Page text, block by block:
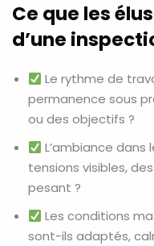
Ce que les
d’une
Le rythme de
permanence sous
ou des objectifs ?
L’ambiance
tensions visibles,
pesant ?
Les conditions
sont-ils adaptés,